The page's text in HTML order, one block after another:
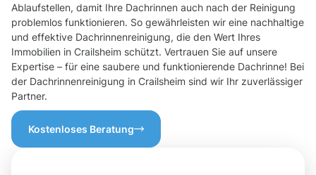
Ablaufstellen, damit Ihre Dachrinnen auch nach der Reinigung
problemlos funktionieren. So gewährleisten wir eine nachhaltige
und effektive Dachrinnenreinigung, die den Wert Ihres
Immobilien in Crailsheim schützt. Vertrauen Sie auf unsere
Expertise – für eine saubere und funktionierende Dachrinne! Bei
der Dachrinnenreinigung in Crailsheim sind wir Ihr zuverlässiger
Partner.
Kostenloses Beratung